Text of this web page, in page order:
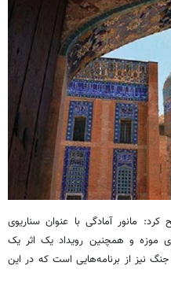
مانور آمادگی با عنوان سناریوی
موزه و همچنین رویداد یک اثر یک
جنگ نیز از برنامه‌هایی است که در این